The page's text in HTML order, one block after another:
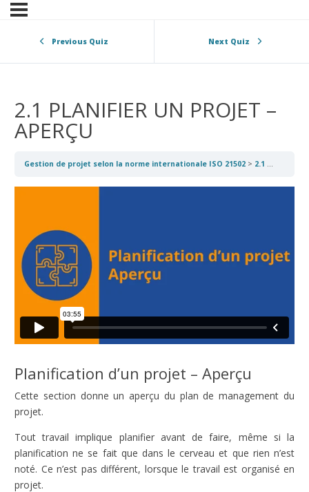
Previous Quiz Next Quiz
2.1 PLANIFIER UN PROJET –
APERÇU
Gestion de projet selon la norme internationale ISO 21502 2.1 PLANIFIER UN PROJET – APERÇU
Planification d’un projet – Aperçu
Cette section donne un aperçu du plan de management du
projet.
Tout travail implique planifier avant de faire, même si la
planification ne se fait que dans le cerveau et que rien n’est
noté. Ce n’est pas différent, lorsque le travail est organisé en
projet.